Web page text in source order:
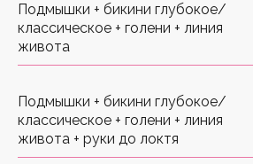
Подмышки + бикини глубокое/
классическое + голени + линия
живота
Подмышки + бикини глубокое/
классическое + голени + линия
живота + руки до локтя